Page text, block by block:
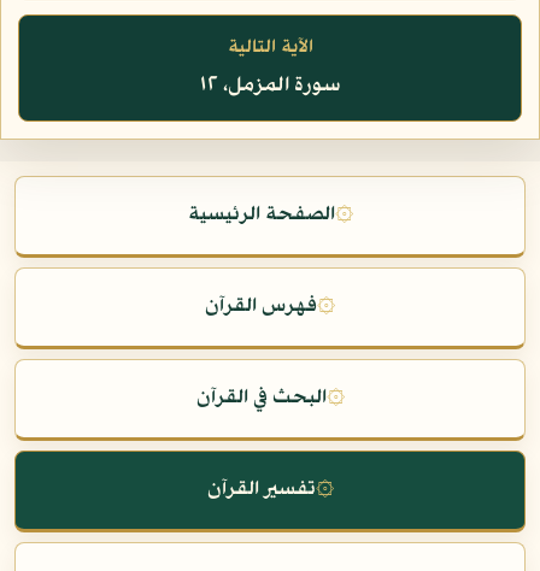
الآية التالية
سورة المزمل، ١٢
۞الصفحة الرئيسية
۞فهرس القرآن
۞البحث في القرآن
۞تفسير القرآن